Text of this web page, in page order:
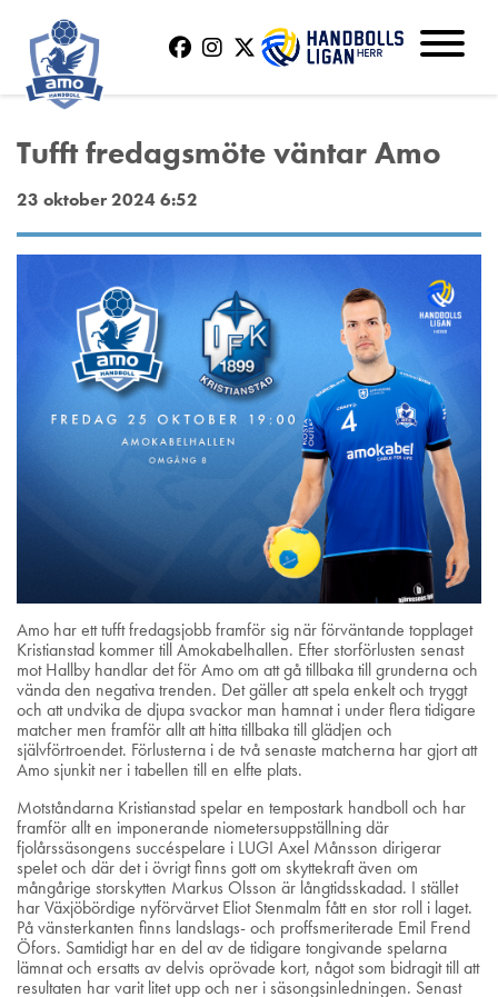
Tufft fredagsmöte väntar Amo
23 oktober 2024 6:52
Amo har ett tufft fredagsjobb framför sig när förväntande topplaget
Kristianstad kommer till Amokabelhallen. Efter storförlusten senast
mot Hallby handlar det för Amo om att gå tillbaka till grunderna och
vända den negativa trenden. Det gäller att spela enkelt och tryggt
och att undvika de djupa svackor man hamnat i under flera tidigare
matcher men framför allt att hitta tillbaka till glädjen och
självförtroendet. Förlusterna i de två senaste matcherna har gjort att
Amo sjunkit ner i tabellen till en elfte plats.
Motståndarna Kristianstad spelar en tempostark handboll och har
framför allt en imponerande niometersuppställning där
fjolårssäsongens succéspelare i LUGI Axel Månsson dirigerar
spelet och där det i övrigt finns gott om skyttekraft även om
mångårige storskytten Markus Olsson är långtidsskadad. I stället
har Växjöbördige nyförvärvet Eliot Stenmalm fått en stor roll i laget.
På vänsterkanten finns landslags- och proffsmeriterade Emil Frend
Öfors. Samtidigt har en del av de tidigare tongivande spelarna
lämnat och ersatts av delvis oprövade kort, något som bidragit till att
resultaten har varit litet upp och ner i säsongsinledningen. Senast